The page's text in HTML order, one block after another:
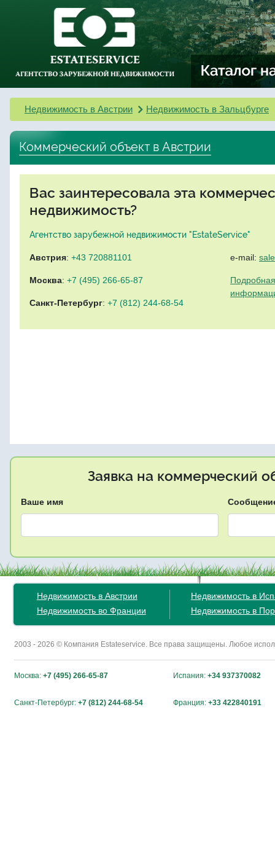
Недвижимость в Австрии Недвижимость в Зальцбурге
Коммерческий объект в Австрии
Вас заинтересовала эта
недвижимость?
Агентство зарубежной недвижимости "EstateService"
Австрия: +43 720881101
Москва: +7 (495) 266-65-87
Санкт-Петербург: +7 (812) 244-68-54
e-mail:
Заявка на коммерческий
Ваше имя
Недвижимость в Австрии
Недвижимость во Франции
Недвижимость в
Недвижимость в
2003 - 2026 © Компания Estateservice. Все права защищены. Любое
Москва: +7 (495) 266-65-87 Испания: +34 937370082
Санкт-Петербург: +7 (812) 244-68-54 Франция: +33 422840191